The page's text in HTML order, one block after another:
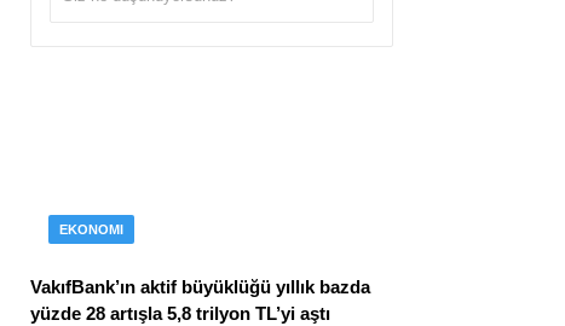
EKONOMI
VakıfBank’ın aktif büyüklüğü yıllık bazda
yüzde 28 artışla 5,8 trilyon TL’yi aştı